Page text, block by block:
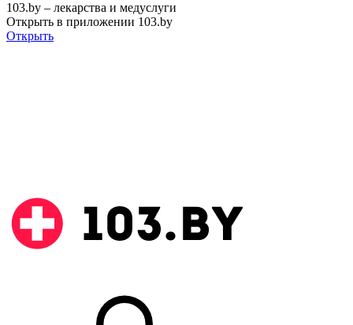
103.by – лекарства и медуслуги
Открыть в приложении 103.by
Открыть